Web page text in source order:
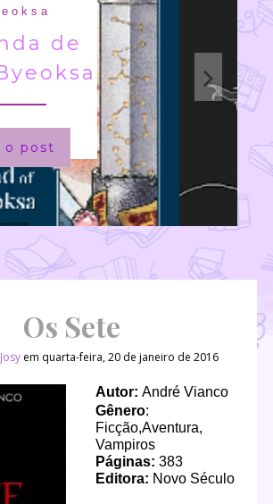
A Princesa
salva a si
mesma
nesse livro
Ler o post
Os Sete
Josy em quarta-feira, 20 de janeiro de 2016
Autor: André Vianco
Gênero:
Ficção,Aventura,
Vampiros
Páginas: 383
Editora: Novo Século